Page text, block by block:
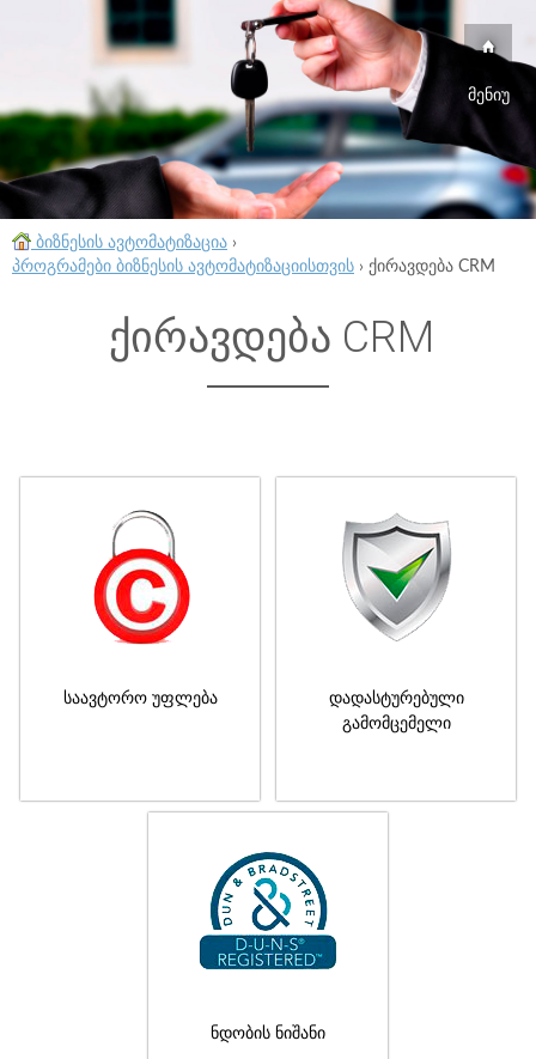
მენიუ
ბიზნესის ავტომატიზაცია ›
პროგრამები ბიზნესის ავტომატიზაციისთვის › ქირავდება CRM
ქირავდება CRM
საავტორო უფლება
დადასტურებული
გამომცემელი
ნდობის ნიშანი